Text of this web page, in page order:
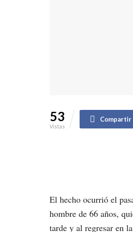
53
Vistas
Compartir
El hecho ocurrió el
hombre de 66 años,
tarde y al regresar en